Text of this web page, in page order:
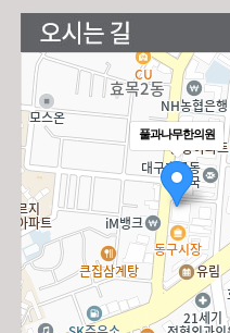
풀과나무한의원